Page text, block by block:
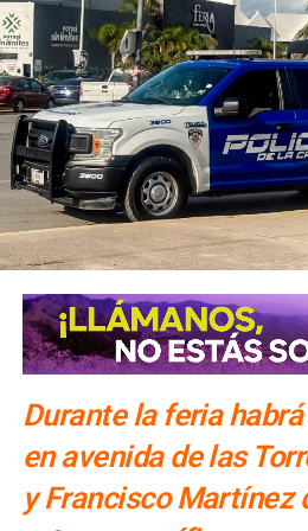
Tatanacho se integra a la
espacios públicos de Caminos
entregado rehabilitado, iluminado
sus inmediaciones.
María Eugenia Vilet,en
beneficiarias, destacó que el
representa una respuesta a
vecinales y lo calificó como un
del Gobierno de la Capital a sus
arranque participaron
Paz, en coordinación con el
Durante la feria
en avenida de las
y Francisco Martínez